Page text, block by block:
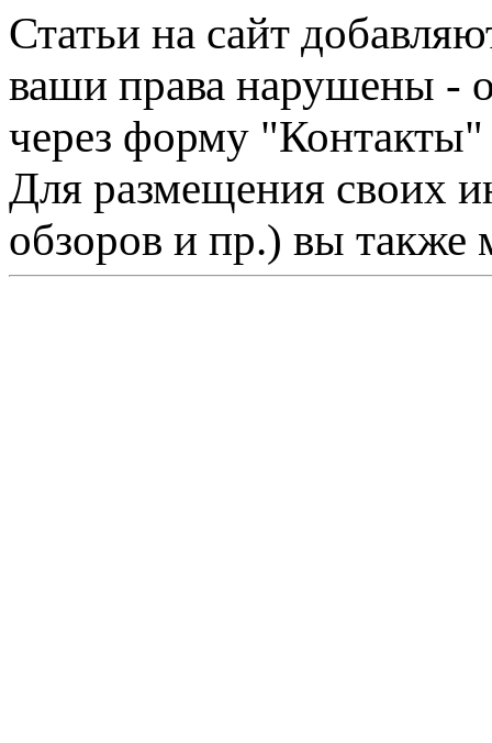
Статьи на сайт
ваши права нарушены -
через форму "Контакты"
Для размещения своих
обзоров и пр.) вы также